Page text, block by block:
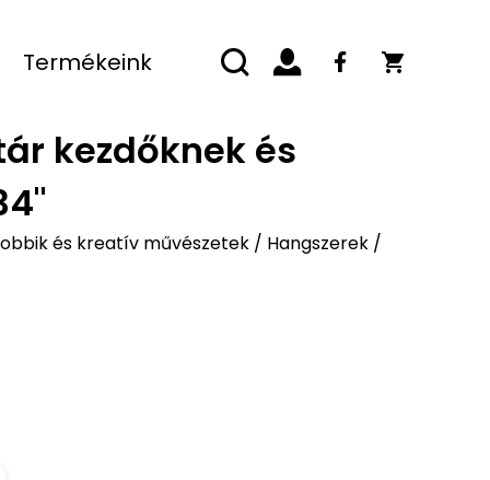
Termékeink
kezdőknek és
és kreatív művészetek/ Hangszerek/